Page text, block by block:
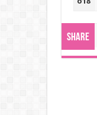
Share